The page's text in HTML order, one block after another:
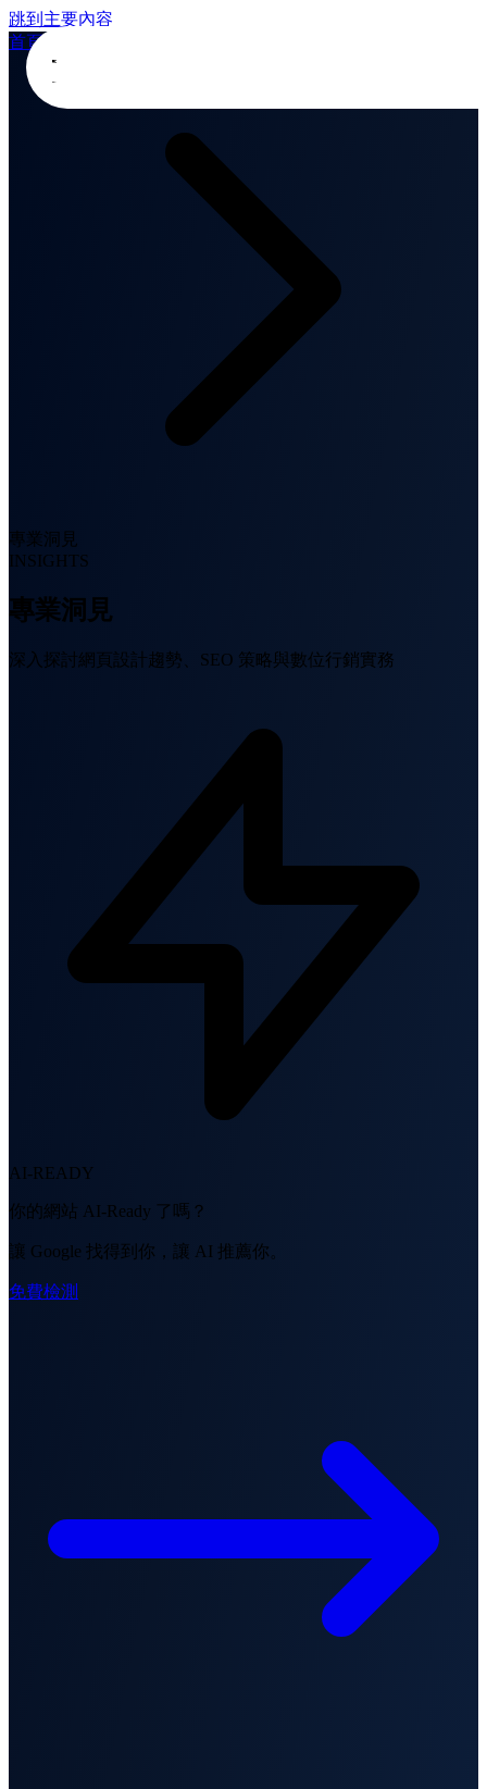
跳到主要內容
首頁
專業洞見
INSIGHTS
專業洞見
深入探討網頁設計趨勢、SEO 策略與數位行銷實務
AI-READY
你的網站 AI-Ready 了嗎？
讓 Google 找得到你，讓 AI 推薦你。
免費檢測